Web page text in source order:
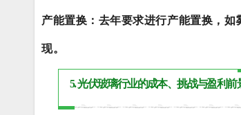
产能置换：去年要求进行产能置换，
现。
5. 光伏玻璃行业的成本、挑战与盈利前